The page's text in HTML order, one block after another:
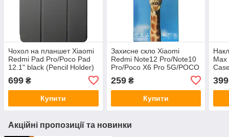
Чохол на планшет Xiaomi
Redmi Pad Pro/Poco Pad
12.1" black (Pencil Holder)
699 ₴
Купити
Захисне скло Xiaomi
Redmi Note12 Pro/Note10
Pro/Poco X6 Pro 5G/POCO
Go2024/Go1/Infinix 40i
black frame Giraffe
259₴
Купити
Max
399
Акційні пропозиції та новинки